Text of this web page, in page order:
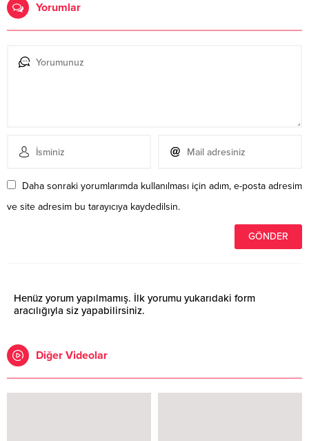
Yorumlar
Daha sonraki yorumlarımda kullanılması için adım, e-posta adresim
ve site adresim bu tarayıcıya kaydedilsin.
Henüz yorum yapılmamış. İlk yorumu yukarıdaki form
aracılığıyla siz yapabilirsiniz.
Diğer Videolar